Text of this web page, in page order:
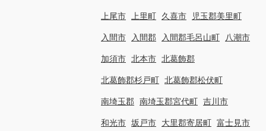
上尾市 上里町 久喜市 児玉郡美里町
入間市 入間郡 入間郡毛呂山町 八潮市
加須市 北本市 北葛飾郡
北葛飾郡杉戸町 北葛飾郡松伏町
南埼玉郡 南埼玉郡宮代町 吉川市
和光市 坂戸市 大里郡寄居町 富士見市